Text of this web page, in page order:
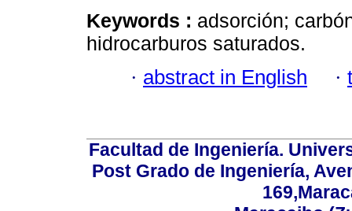
Keywords : adsorción;
hidrocarburos saturados.
· abstract in English ·
Facultad de Ingeniería.
Post Grado de Ingeniería,